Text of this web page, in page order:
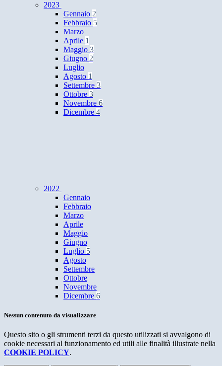
2023
Gennaio 2
Febbraio 5
Marzo
Aprile 1
Maggio 3
Giugno 2
Luglio
Agosto 1
Settembre 3
Ottobre 3
Novembre 6
Dicembre 4
2022
Gennaio
Febbraio
Marzo
Aprile
Maggio
Giugno
Luglio 5
Agosto
Settembre
Ottobre
Novembre
Dicembre 6
Nessun contenuto da visualizzare
Questo sito o gli strumenti terzi da questo utilizzati si avvalgono di
cookie necessari al funzionamento ed utili alle finalità illustrate nella
COOKIE POLICY.